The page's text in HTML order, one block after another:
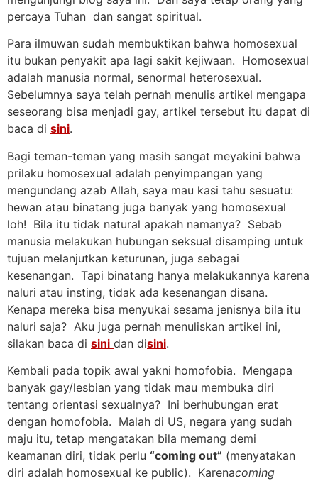
percaya Tuhan dan sangat spiritual.
Para ilmuwan sudah membuktikan bahwa homosexual
itu bukan penyakit apa lagi sakit kejiwaan. Homosexual
adalah manusia normal, senormal heterosexual.
Sebelumnya saya telah pernah menulis artikel mengapa
seseorang bisa menjadi gay, artikel tersebut itu dapat di
baca di sini.
Bagi teman-teman yang masih sangat meyakini bahwa
prilaku homosexual adalah penyimpangan yang
mengundang azab Allah, saya mau kasi tahu sesuatu:
hewan atau binatang juga banyak yang homosexual
loh! Bila itu tidak natural apakah namanya? Sebab
manusia melakukan hubungan seksual disamping untuk
tujuan melanjutkan keturunan, juga sebagai
kesenangan. Tapi binatang hanya melakukannya karena
naluri atau insting, tidak ada kesenangan disana.
Kenapa mereka bisa menyukai sesama jenisnya bila itu
naluri saja? Aku juga pernah menuliskan artikel ini,
silakan baca di sini dan disini.
Kembali pada topik awal yakni homofobia. Mengapa
banyak gay/lesbian yang tidak mau membuka diri
tentang orientasi sexualnya? Ini berhubungan erat
dengan homofobia. Malah di US, negara yang sudah
maju itu, tetap mengatakan bila memang demi
keamanan diri, tidak perlu “coming out” (menyatakan
diri adalah homosexual ke public). Karenacoming